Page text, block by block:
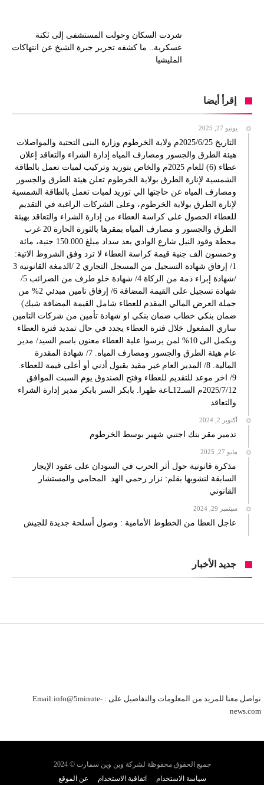
شردت السكان وحولت المستشفى إلى ثكنة
عسكرية.. ما كشفه تحرير جبرة الشيخ عن انتهاكات
المليشيا
إقرأ أيضا
يونيو 27, 2025
التاريخ 2025/6/25م ولاية الخرطوم وزارة البنى التحتية والمواصلات
هيئة الطرق والجسور ومصارف المياه إدارة الشراء والتعاقد إعلان
عطاء (6) للعام 2025م والخاص بتوريد وتركيب لمبات تعمل بالطاقة
الشمسية لإنارة الطرق بولاية الخرطوم تعلن هيئة الطرق والجسور
ومصارف المياه عن حاجتها الي توريد لمبات تعمل بالطاقة الشمسية
لإنارة الطرق بولاية الخرطوم، وعلى الشركات الراغبة في التقديم
للعطاء الحصول على كراسة العطاء من إدارة الشراء والتعاقد بهيئة
الطرق والجسور و مصارف المياه بمقرها بالثورة الحارة 20 غرب
محطة وقود النيل شارع الوادي بعد سداد مبلغ 150.000 جنية، مائة
وخمسون الف جنية قيمة كراسة العطاء لا ترد وفق الشروط الاتية:
1/ إرفاق شهادة التسجيل من المسجل التجاري 2 /الدمغة القانونية 3
/شهادة إبراء ذمة من الزكاة 4/ شهادة خلو طرف من الضرائب 5/
شهادة تسجيل على القيمة المضافة 6/ إرفاق تامين مبدئي 2% من
جملة العرض المالي المقدم للعطاء شامل القيمة المضافة شيك)
ضمان بنكي خطاب ضمان بنكي او شهادة تأمين من شركات التامين
ساري المفعول خلال فترة العطاء يجدد في حال تمديد فترة العطاء
ويكمل الى 10% لمن يرسوا علية العطاء معنون باسم السيد/ مدير
عام هيئة الطرق والجسور ومصارف المياه. 7/ شهادة المقدرة
المالية. 8/ المدير العام غير مقيد بقبول أدني أو أعلى قيمة للعطاء.
9/ اخر موعد للتقديم للعطاء وفتح الصندوق يوم السبت الموافق
2025/7/12م السـ12ـاعة ظهرا. بابكر السر بابكر مدير إدارة الشراء
والتعاقد
أكتوبر 2, 2024
تدمير مقر بنك اجنبي شهير بوسط الخرطوم
مايو 27, 2025
مذكرة قانونية حول أثر الحرب في السودان على عقود الإيجار
السابقة لنشوبها بقلم: نزار رحمي الهد المحامي والمستشار
القانوني
سبتمبر 29, 2024
عاجل العطا من الخطوط الأمامية : وصول أسلحة جديدة للجيش
جديد الأخبار
تواصل معنا للمزيد من المعلومات والتفاصيل على : Email:info@5minute-
news.com
جميع الحقوق محفوظة لشركة وين وين سمارت © 2024
سياسة الاستخدام
اتفاقية الاستخدام عن الموقع